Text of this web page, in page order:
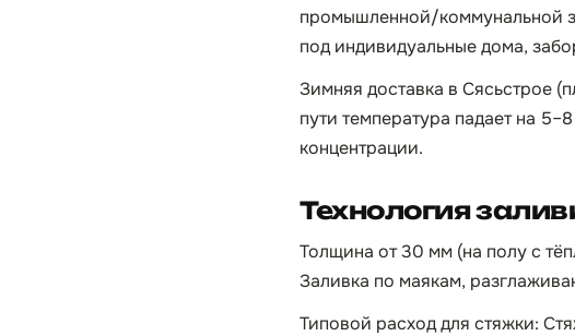
промышленной/коммунальной
под индивидуальные дома,
Зимняя доставка в Сясьстрое
пути температура падает на
концентрации.
Технология
Толщина от 30 мм (на полу с
Заливка по маякам,
Типовой расход для стяжки: